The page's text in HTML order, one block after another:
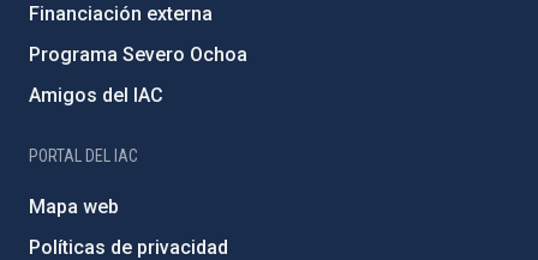
Financiación externa
Programa Severo Ochoa
Amigos del IAC
PORTAL DEL IAC
Mapa web
Políticas de privacidad